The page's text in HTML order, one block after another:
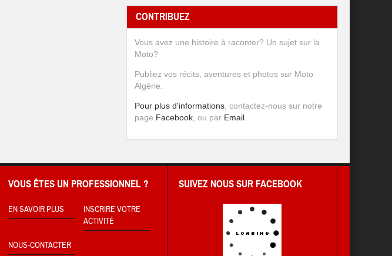
CONTRIBUEZ
Vous avez une histoire à raconter? Un sujet sur la
Moto?
Publiez vos récits, aventures et photos sur Moto
Algérie.
Pour plus d'informations , contactez-nous sur notre
page Facebook , ou par Email
VOUS ÊTES UN PROFESSIONNEL ?
EN SAVOIR PLUS
INSCRIRE VOTRE
ACTIVITÉ
NOUS-CONTACTER
SUIVEZ NOUS SUR FACEBOOK